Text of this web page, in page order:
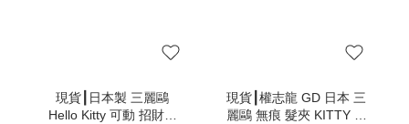
現貨┃日本製 三麗鷗
Hello Kitty 可動 招財貓
現貨┃權志龍 GD 日本 三
麗鷗 無痕 髮夾 KITTY 美